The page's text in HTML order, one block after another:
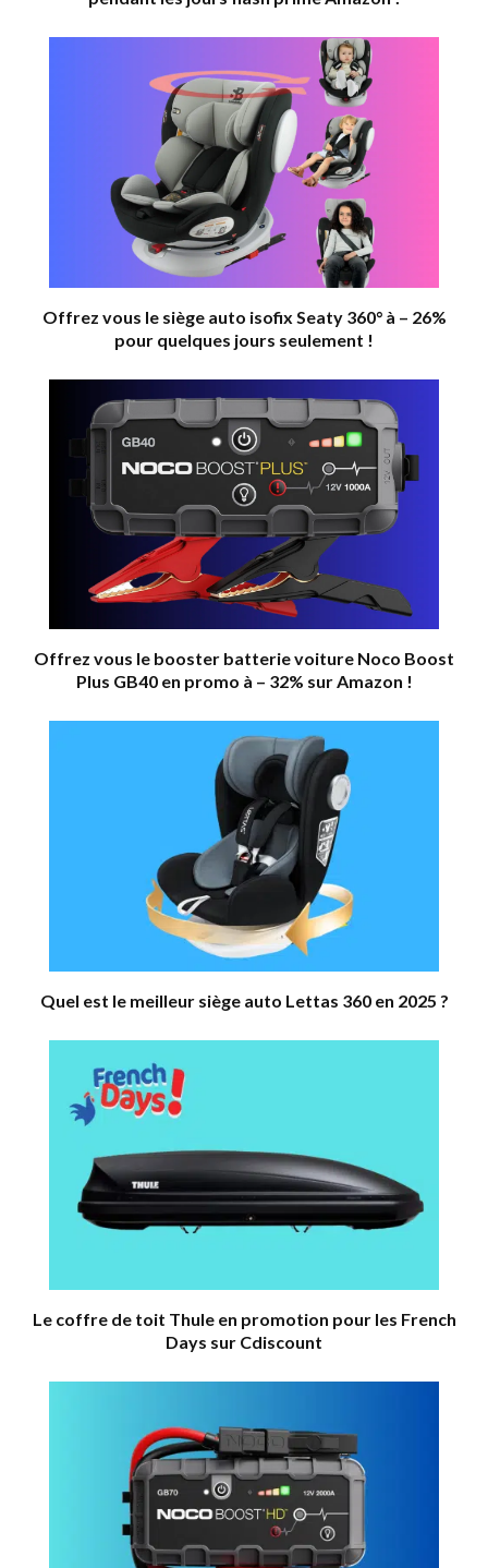
Offrez vous le siège auto isofix Seaty 360° à – 26%
pour quelques jours seulement !
Offrez vous le booster batterie voiture Noco Boost
Plus GB40 en promo à – 32% sur Amazon !
Quel est le meilleur siège auto Lettas 360 en 2025 ?
Le coffre de toit Thule en promotion pour les French
Days sur Cdiscount